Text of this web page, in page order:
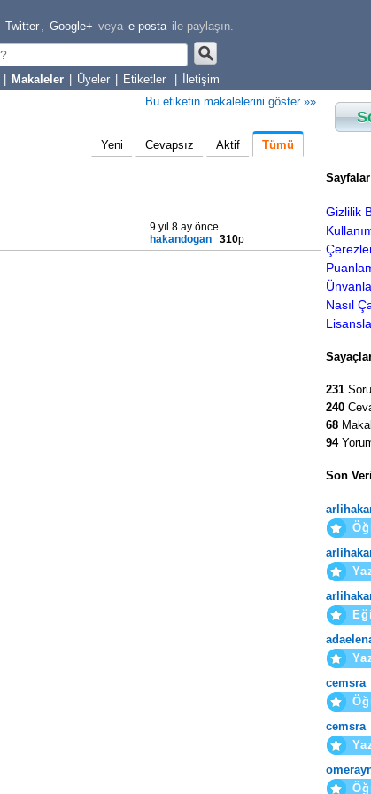
Twitter , Google+ veya e-posta ile paylaşın.
Makaleler Üyeler Etiketler İletişim
Bu etiketin makalelerini göster »»
Yeni Cevapsız Aktif Tümü
9 yıl 8 ay önce
hakandogan
310p
Sayfalar
Gizlilik
Nasıl
231 Soru
240
68
94
Son
cemsra
cemsra